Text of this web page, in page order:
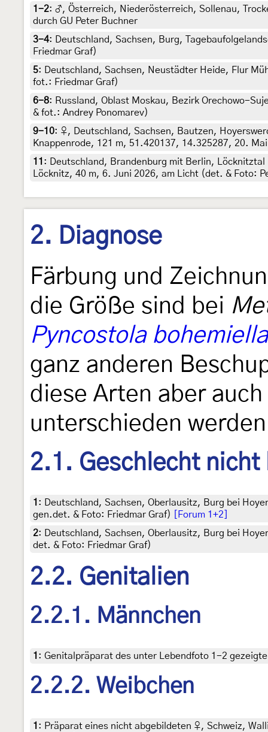
1-2: ♂, Österreich, Niederösterreich, Sollenau,
durch GU Peter Buchner
3-4:
Deutschland, Sachsen, Burg,
Friedmar Graf)
5:
Deutschland, Sachsen, Neustädter Heide, Flur
fot.: Friedmar Graf)
6-8: Russland, Oblast Moskau, Bezirk Orechowo-
& fot.: Andrey Ponomarev)
9-10: ♀, Deutschland, Sachsen, Bautzen,
Knappenrode, 121 m, 51.420137, 14.325287, 20.
11 :
Deutschland, Brandenburg mit Berlin,
Löcknitz, 40 m, 6. Juni 2026, am Licht (det. & Foto:
2. Diagnose
Färbung und
die Größe sind bei
Pyncostola bohemiella
ganz anderen
diese Arten aber
unterschieden
2.1. Geschlecht nicht
1 : Deutschland, Sachsen, Oberlausitz, Burg bei
gen.det. & Foto: Friedmar Graf)
[Forum 1+2]
2: Deutschland, Sachsen, Oberlausitz, Burg bei
det. & Foto: Friedmar Graf)
2.2. Genitalien
2.2.1. Männchen
1 : Genitalpräparat des unter Lebendfoto 1-2
2.2.2. Weibchen
1 : Präparat eines nicht abgebildeten ♀, Schweiz,